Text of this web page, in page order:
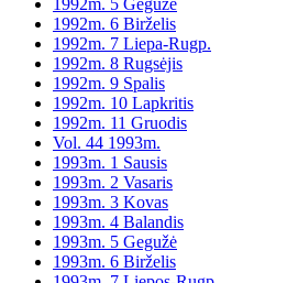
1992m. 5 Gegužė
1992m. 6 Birželis
1992m. 7 Liepa-Rugp.
1992m. 8 Rugsėjis
1992m. 9 Spalis
1992m. 10 Lapkritis
1992m. 11 Gruodis
Vol. 44 1993m.
1993m. 1 Sausis
1993m. 2 Vasaris
1993m. 3 Kovas
1993m. 4 Balandis
1993m. 5 Gegužė
1993m. 6 Birželis